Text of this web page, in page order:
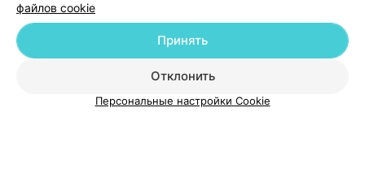
О проекте Новости проекта
Размещение рекламы
Медицинский маркетинг
Публичный договор
Пользовательское соглашение
Способы оплаты
файлов cookie
Отклонить
Принять
Персональные настройки Cookie